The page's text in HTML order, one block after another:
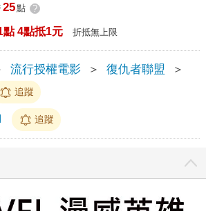
25點 ?
點 4點抵1元 折抵無上限
流行授權電影 ＞ 復仇者聯盟
＞
追蹤
追蹤